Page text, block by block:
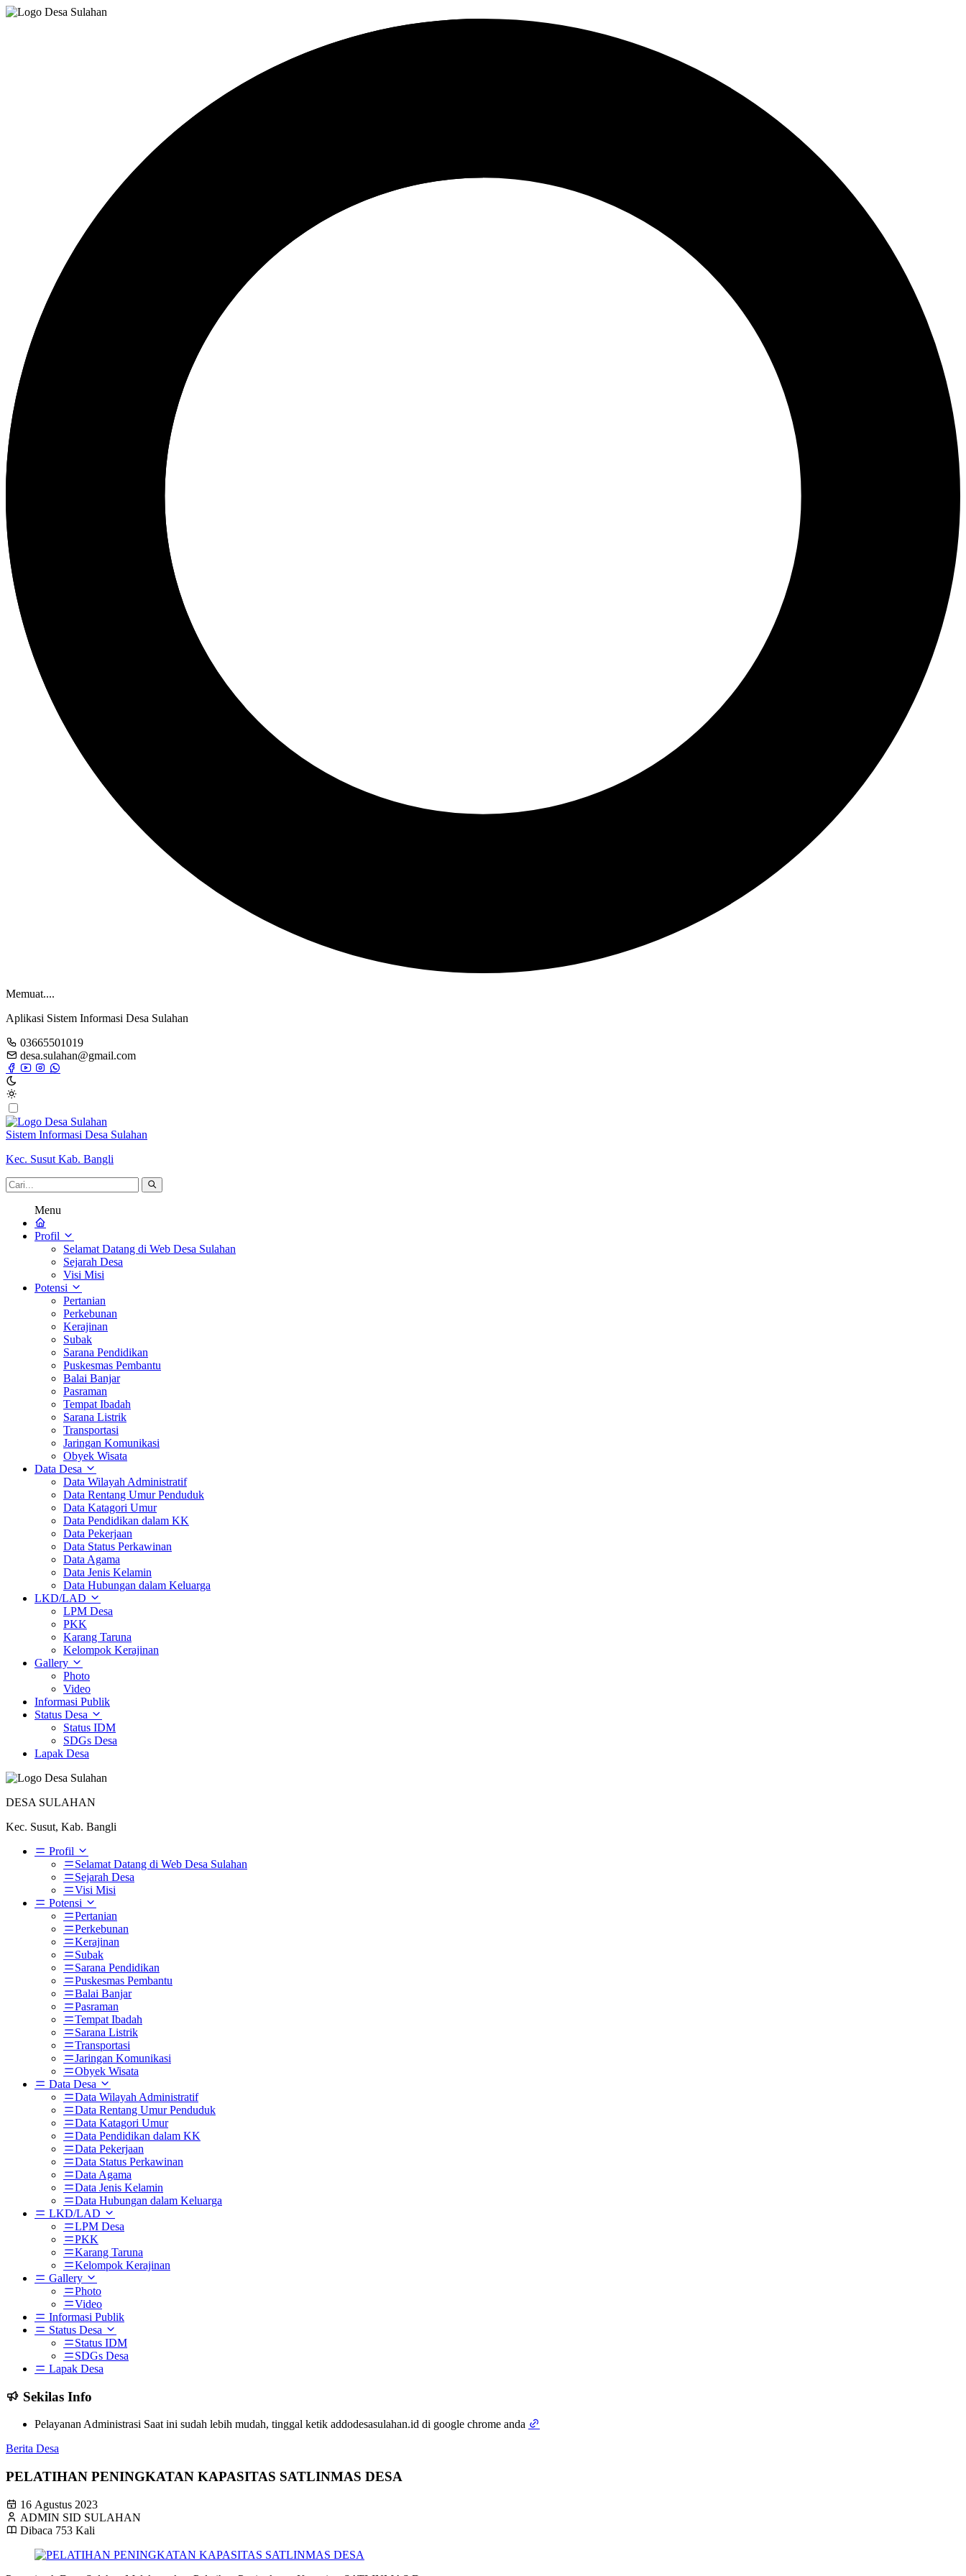
Memuat....
Aplikasi Sistem Informasi Desa Sulahan
03665501019
desa.sulahan@gmail.com
Sistem Informasi Desa Sulahan
Kec. Susut Kab. Bangli
Menu
Profil
Selamat Datang di Web Desa Sulahan
Sejarah Desa
Visi Misi
Potensi
Pertanian
Perkebunan
Kerajinan
Subak
Sarana Pendidikan
Puskesmas Pembantu
Balai Banjar
Pasraman
Tempat Ibadah
Sarana Listrik
Transportasi
Jaringan Komunikasi
Obyek Wisata
Data Desa
Data Wilayah Administratif
Data Rentang Umur Penduduk
Data Katagori Umur
Data Pendidikan dalam KK
Data Pekerjaan
Data Status Perkawinan
Data Agama
Data Jenis Kelamin
Data Hubungan dalam Keluarga
LKD/LAD
LPM Desa
PKK
Karang Taruna
Kelompok Kerajinan
Gallery
Photo
Video
Informasi Publik
Status Desa
Status IDM
SDGs Desa
Lapak Desa
DESA SULAHAN
Kec. Susut, Kab. Bangli
Profil
Selamat Datang di Web Desa Sulahan
Sejarah Desa
Visi Misi
Potensi
Pertanian
Perkebunan
Kerajinan
Subak
Sarana Pendidikan
Puskesmas Pembantu
Balai Banjar
Pasraman
Tempat Ibadah
Sarana Listrik
Transportasi
Jaringan Komunikasi
Obyek Wisata
Data Desa
Data Wilayah Administratif
Data Rentang Umur Penduduk
Data Katagori Umur
Data Pendidikan dalam KK
Data Pekerjaan
Data Status Perkawinan
Data Agama
Data Jenis Kelamin
Data Hubungan dalam Keluarga
LKD/LAD
LPM Desa
PKK
Karang Taruna
Kelompok Kerajinan
Gallery
Photo
Video
Informasi Publik
Status Desa
Status IDM
SDGs Desa
Lapak Desa
Sekilas Info
Pelayanan Administrasi Saat ini sudah lebih mudah, tinggal ketik addodesasulahan.id di google chrome anda
Berita Desa
PELATIHAN PENINGKATAN KAPASITAS SATLINMAS DESA
16 Agustus 2023
ADMIN SID SULAHAN
Dibaca 753 Kali